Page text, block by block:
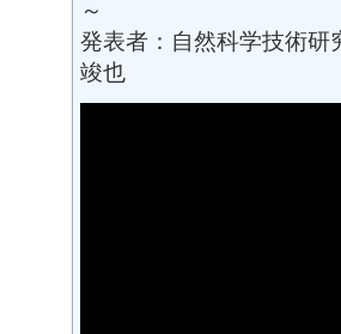
～
発表者：自然科学技術
竣也